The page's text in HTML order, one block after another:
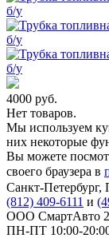
4000 руб.
Нет товаров.
Мы используем
них некоторые
Вы можете
своего браузера в
Санкт-Петербург,
(812) 409-6111 и
ООО СмартАвто
ПН-ПТ 10:00-